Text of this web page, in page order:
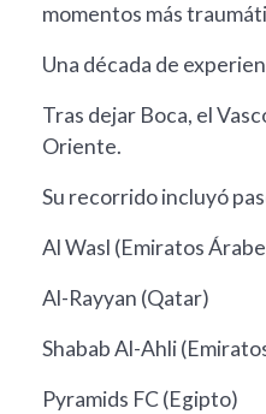
momentos más
Una década de
Tras dejar Boca, el
Oriente.
Su recorrido incluyó
Al Wasl (Emiratos
Al-Rayyan (Qatar)
Shabab Al-Ahli
Pyramids FC (Egipto)